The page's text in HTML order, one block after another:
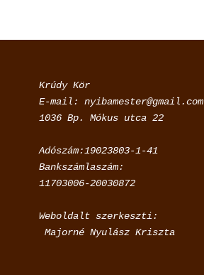
Krúdy Kör
E-mail: nyibamester@gmail.com
1036 Bp. Mókus utca 22
Adószám:19023803-1-41
Bankszámlaszám:
11703006-20030872
Weboldalt szerkeszti:
Majorné Nyulász Kriszta